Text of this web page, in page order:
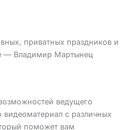
приватных праздников и
— Владимир Мартынец
ведущего
с различных
поможет вам